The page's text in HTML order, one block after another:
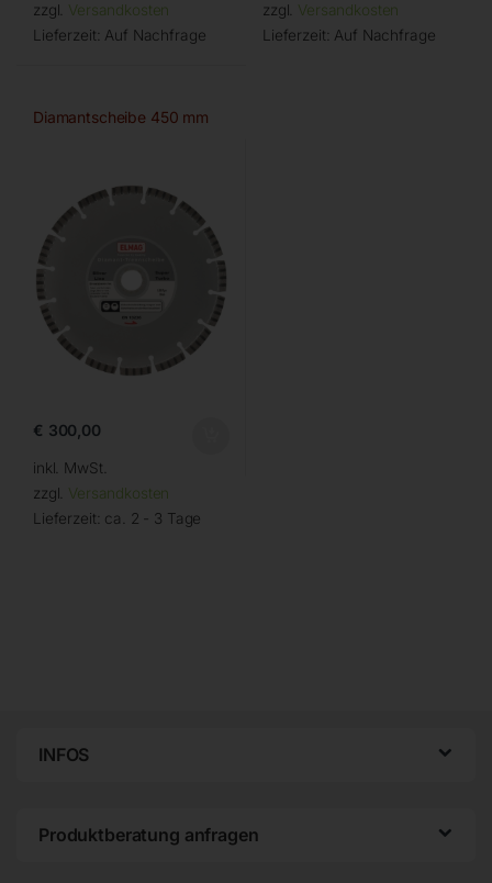
zzgl. Versandkosten
Lieferzeit: Auf Nachfrage
zzgl. Versandkosten
Lieferzeit: Auf Nachfrage
Diamantscheibe 450 mm
€ 300,00
inkl. MwSt.
zzgl. Versandkosten
Lieferzeit: ca. 2 - 3 Tage
INFOS
Produktberatung anfragen